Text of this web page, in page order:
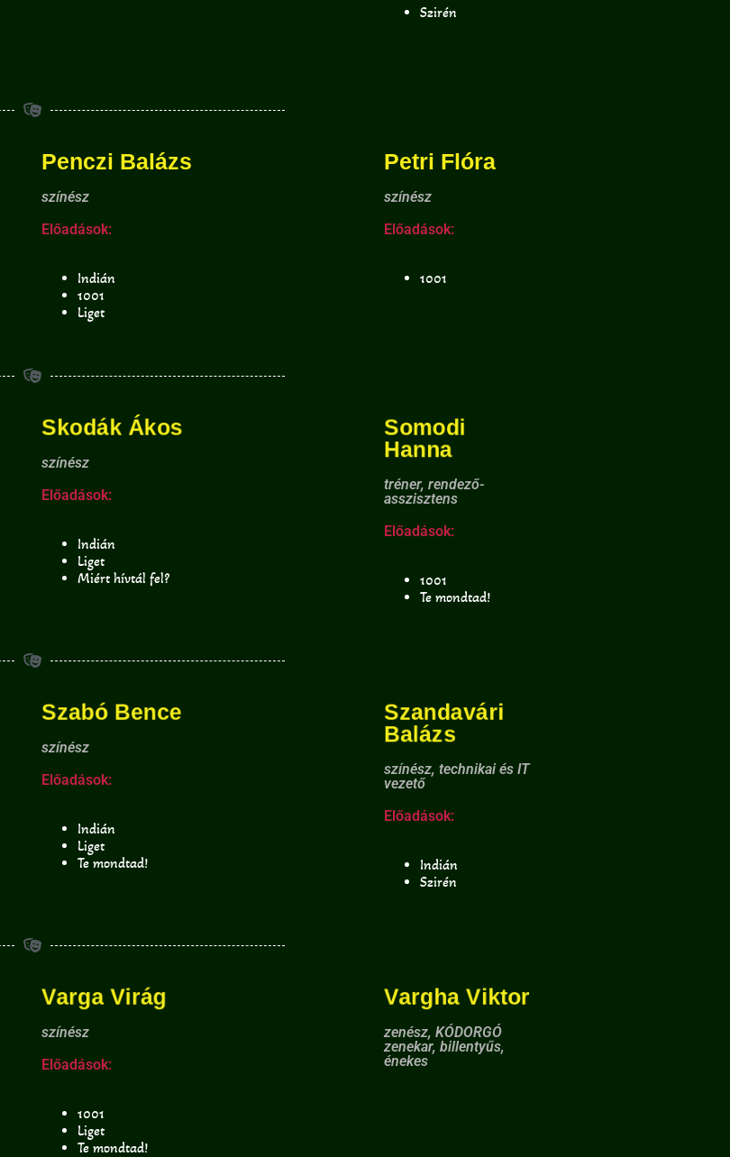
Szirén
Penczi Balázs
színész
Előadások:
Indián
1001
Liget
Petri Flóra
színész
Előadások:
1001
Skodák Ákos
színész
Előadások:
Indián
Liget
Miért hívtál fel?
Somodi
Hanna
tréner, rendező-
asszisztens
Előadások:
1001
Te mondtad!
Szabó Bence
színész
Előadások:
Indián
Liget
Te mondtad!
Szandavári
Balázs
színész, technikai és IT
vezető
Előadások:
Indián
Szirén
Varga Virág
színész
Előadások:
1001
Liget
Te mondtad!
Vargha Viktor
zenész, KÓDORGÓ
zenekar, billentyűs,
énekes